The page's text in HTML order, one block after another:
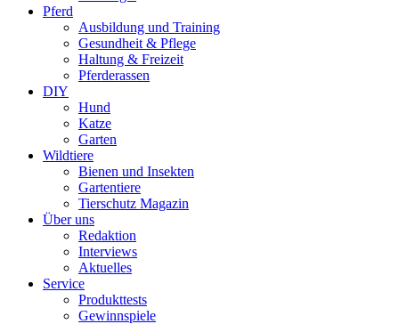
Pferd
Ausbildung und Training
Gesundheit & Pflege
Haltung & Freizeit
Pferderassen
DIY
Hund
Katze
Garten
Wildtiere
Bienen und Insekten
Gartentiere
Tierschutz Magazin
Über uns
Redaktion
Interviews
Aktuelles
Service
Produkttests
Gewinnspiele